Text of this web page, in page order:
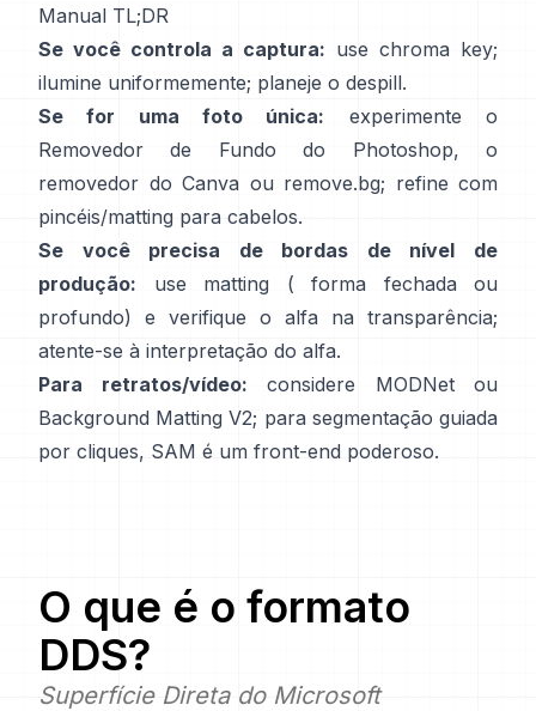
Manual TL;DR
Se você controla a captura: use chroma key;
ilumine uniformemente; planeje o despill.
Se for uma foto única: experimente o
Removedor de Fundo do Photoshop,
o
removedor do Canva ou remove.bg; refine com
pincéis/matting para cabelos.
Se você precisa de bordas de nível de
produção: use matting ( forma fechada
ou
profundo) e verifique o alfa na transparência;
atente-se à interpretação do alfa.
Para retratos/vídeo: considere MODNetou
Background Matting V2; para segmentação guiada
por cliques, SAM é um front-end poderoso.
O que é o formato
DDS?
Superfície Direta do Microsoft